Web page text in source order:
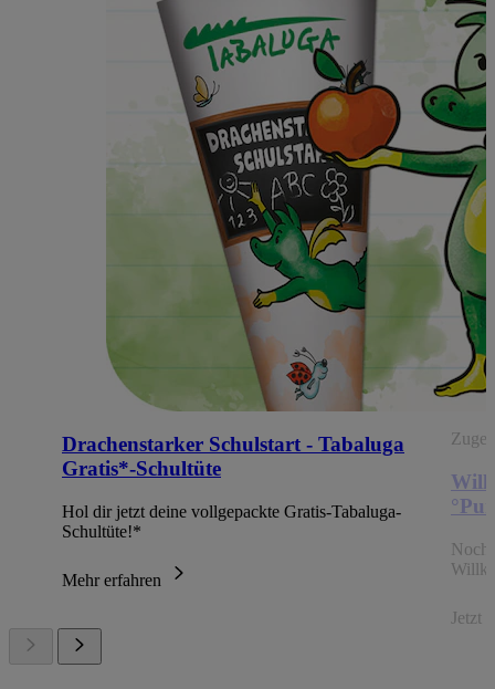
Drachenstarker Schulstart - Tabaluga
Gratis*-Schultüte
Hol dir jetzt deine vollgepackte Gratis-Tabaluga-
Schultüte!*
Mehr erfahren
Noch
Jetzt